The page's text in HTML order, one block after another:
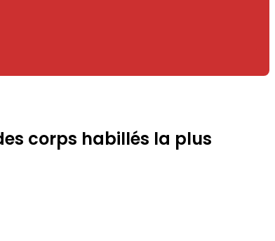
corps habillés la plus